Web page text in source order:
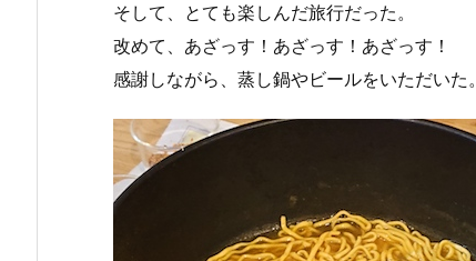
そして、とても楽しんだ旅行だった。
改めて、あざっす！あざっす！あざっす！
感謝しながら、蒸し鍋やビールをいただいた。